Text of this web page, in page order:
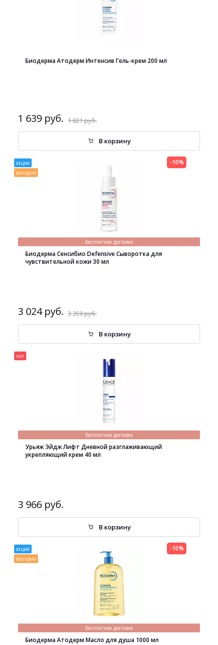
Биодерма Атодерм Интенсив Гель-крем 200 мл
1 639 руб. 1 821 руб.
В корзину
акция
выгодно
Бесплатная доставка
Биодерма Сенсибио Defensive Сыворотка для
чувствительной кожи 30 мл
3 024 руб. 3 359 руб.
-10%
В корзину
хит
Бесплатная доставка
Урьяж Эйдж Лифт Дневной разглаживающий
укрепляющий крем 40 мл
3 966 руб.
В корзину
акция
выгодно
Бесплатная доставка
Биодерма Атодерм Масло для душа 1000 мл
-10%